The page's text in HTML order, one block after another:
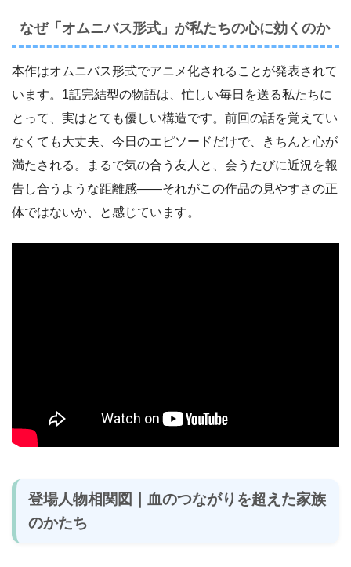
なぜ「オムニバス形式」が私たちの心に効くのか
本作はオムニバス形式でアニメ化されることが発表されて
います。1話完結型の物語は、忙しい毎日を送る私たちに
とって、実はとても優しい構造です。前回の話を覚えてい
なくても大丈夫、今日のエピソードだけで、きちんと心が
満たされる。まるで気の合う友人と、会うたびに近況を報
告し合うような距離感――それがこの作品の見やすさの正
体ではないか、と感じています。
登場人物相関図｜血のつながりを超えた家族
のかたち